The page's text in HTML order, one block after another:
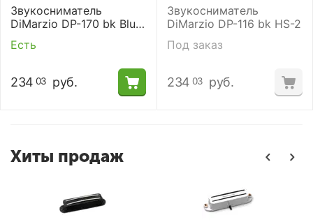
Звукосниматель
DiMarzio DP-170 bk Blue
Velvet Neck
Есть
234 03 руб.
Звукосниматель
DiMarzio DP-116 bk HS-2
Под заказ
234 03 руб.
Хиты продаж